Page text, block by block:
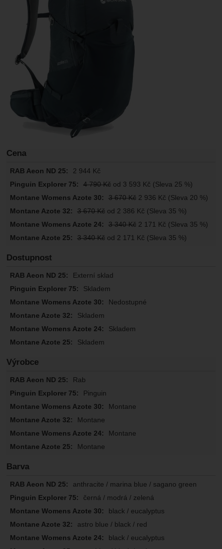
Cena
2 944 Kč
4 790Kčod 3 593 Kč (Sleva 25 %)
3 670Kč2 936 Kč (Sleva 20 %)
3 670Kčod 2 386 Kč (Sleva 35 %)
3 340Kč2 171 Kč (Sleva 35 %)
3 340Kčod 2 171 Kč (Sleva 35 %)
Dostupnost
Externí sklad
Skladem
Nedostupné
Skladem
Skladem
Skladem
Výrobce
Rab
Pinguin
Montane
Montane
Montane
Montane
Barva
anthracite / marina blue / sagano green
černá / modrá / zelená
black / eucalyptus
astro blue / black / red
black / eucalyptus